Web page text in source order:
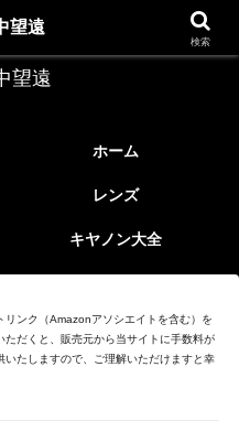
レンズ
望遠
ホーム
レンズ
キヤノン大全
ンク（Amazonアソシエイトを含む）を
だくと、販売元から当サイトに手数料が
たしますので、ご理解いただけますと幸
望遠
検索